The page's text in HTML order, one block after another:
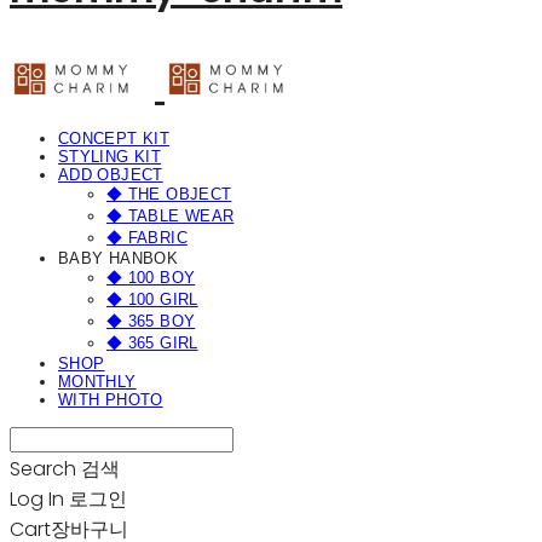
CONCEPT KIT
STYLING KIT
ADD OBJECT
◆ THE OBJECT
◆ TABLE WEAR
◆ FABRIC
BABY HANBOK
◆ 100 BOY
◆ 100 GIRL
◆ 365 BOY
◆ 365 GIRL
SHOP
MONTHLY
WITH PHOTO
Search 검색
Log In 로그인
Cart장바구니